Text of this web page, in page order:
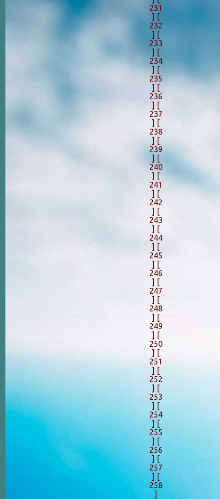
231
] [
232
] [
233
] [
234
] [
235
] [
236
] [
237
] [
238
] [
239
] [
240
] [
241
] [
242
] [
243
] [
244
] [
245
] [
246
] [
247
] [
248
] [
249
] [
250
] [
251
] [
252
] [
253
] [
254
] [
255
] [
256
] [
257
] [
258
]